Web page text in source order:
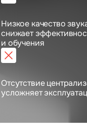
Низкое качество
снижает
и обучения
Отсутствие
усложняет